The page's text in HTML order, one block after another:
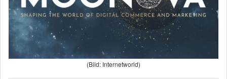
(Bild: Internetworld)